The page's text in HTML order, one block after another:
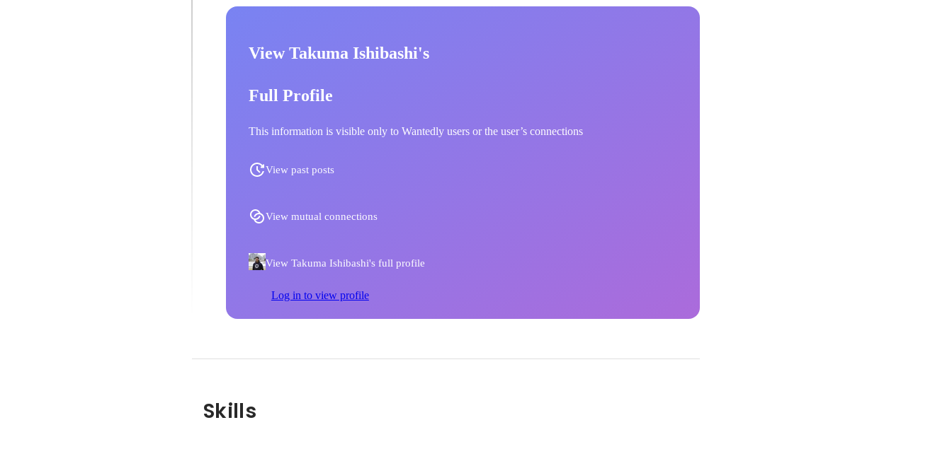
View Takuma Ishibashi's
Full Profile
This information is visible only to Wantedly users or the user’s connections
View past posts
View mutual connections
View Takuma Ishibashi's full profile
Log in to view profile
Skills